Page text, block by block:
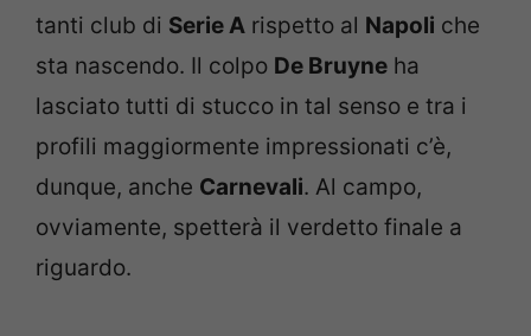
tanti club di Serie A rispetto al Napoli che
sta nascendo. Il colpo De Bruyne ha
lasciato tutti di stucco in tal senso e tra i
profili maggiormente impressionati c’è,
dunque, anche Carnevali. Al campo,
ovviamente, spetterà il verdetto finale a
riguardo.